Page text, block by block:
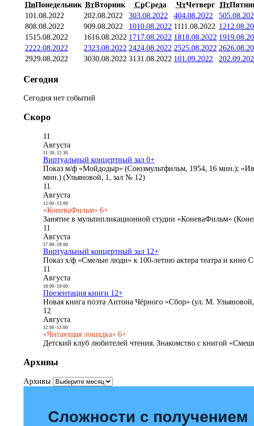
ПнПонедельник ВтВторник СрСреда ЧтЧетверг Пт
101.08.2022 202.08.2022 303.08.2022 404.08.2022 5
808.08.2022 909.08.2022 1010.08.2022 1111.08.2022 12
1515.08.2022 1616.08.2022 1717.08.2022 1818.08.2022 19
2222.08.2022 2323.08.2022 2424.08.2022 2525.08.2022 26
2929.08.2022 3030.08.2022 3131.08.2022 101.09.2022 2
Сегодня
Сегодня нет событий
Скоро
11
Августа
11:30- 12:30
Виртуальный концертный зал 0+
Показ м/ф «Мойдодыр» (Союзмультфильм, 1954, 16 мин.);
мин.) (Ульяновой, 1, зал № 12)
11
Августа
12:00- 13:00
«КоневаФильм» 6+
Занятие в мультипликационной студии «КоневаФильм»
11
Августа
17:00- 18:00
Виртуальный концертный зал 12+
Показ х/ф «Смелые люди» к 100-летию актера театра и кино
11
Августа
18:00- 19:00
Презентация книги 12+
Новая книга поэта Антона Чёрного «Сбор» (ул. М.
12
Августа
12:00- 13:00
«Читающая лошадка» 6+
Детский клуб любителей чтения. Знакомство с книгой
Архивы
Архивы
Сложности с получением